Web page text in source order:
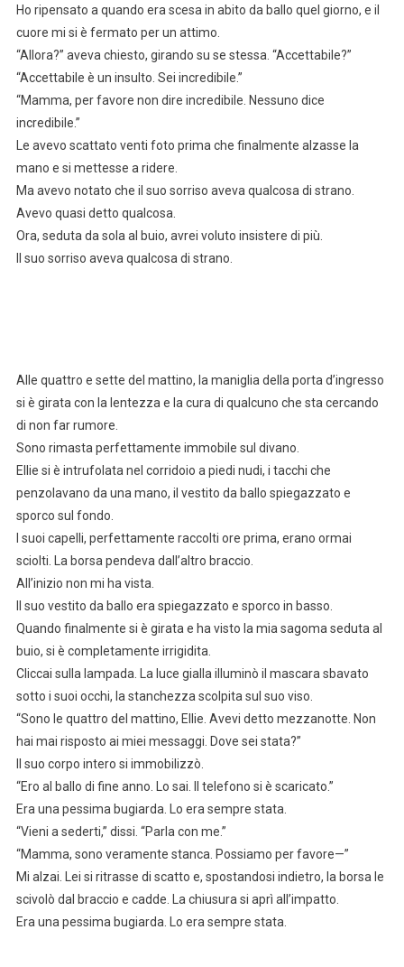
Ho ripensato a quando era scesa in abito da ballo quel giorno, e il
cuore mi si è fermato per un attimo.
“Allora?” aveva chiesto, girando su se stessa. “Accettabile?”
“Accettabile è un insulto. Sei incredibile.”
“Mamma, per favore non dire incredibile. Nessuno dice
incredibile.”
Le avevo scattato venti foto prima che finalmente alzasse la
mano e si mettesse a ridere.
Ma avevo notato che il suo sorriso aveva qualcosa di strano.
Avevo quasi detto qualcosa.
Ora, seduta da sola al buio, avrei voluto insistere di più.
Il suo sorriso aveva qualcosa di strano.
Alle quattro e sette del mattino, la maniglia della porta d’ingresso
si è girata con la lentezza e la cura di qualcuno che sta cercando
di non far rumore.
Sono rimasta perfettamente immobile sul divano.
Ellie si è intrufolata nel corridoio a piedi nudi, i tacchi che
penzolavano da una mano, il vestito da ballo spiegazzato e
sporco sul fondo.
I suoi capelli, perfettamente raccolti ore prima, erano ormai
sciolti. La borsa pendeva dall’altro braccio.
All’inizio non mi ha vista.
Il suo vestito da ballo era spiegazzato e sporco in basso.
Quando finalmente si è girata e ha visto la mia sagoma seduta al
buio, si è completamente irrigidita.
Cliccai sulla lampada. La luce gialla illuminò il mascara sbavato
sotto i suoi occhi, la stanchezza scolpita sul suo viso.
“Sono le quattro del mattino, Ellie. Avevi detto mezzanotte. Non
hai mai risposto ai miei messaggi. Dove sei stata?”
Il suo corpo intero si immobilizzò.
“Ero al ballo di fine anno. Lo sai. Il telefono si è scaricato.”
Era una pessima bugiarda. Lo era sempre stata.
“Vieni a sederti,” dissi. “Parla con me.”
“Mamma, sono veramente stanca. Possiamo per favore—”
Mi alzai. Lei si ritrasse di scatto e, spostandosi indietro, la borsa le
scivolò dal braccio e cadde. La chiusura si aprì all’impatto.
Era una pessima bugiarda. Lo era sempre stata.